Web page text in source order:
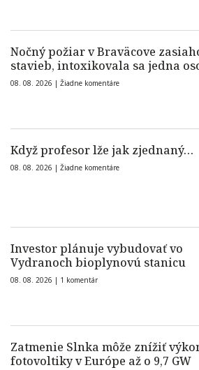
Nočný požiar v Braväcove
stavieb, intoxikovala sa jedna
08. 08. 2026 | Žiadne komentáre
Když profesor lže jak zjednaný…
08. 08. 2026 | Žiadne komentáre
Investor plánuje vybudovať vo
Vydranoch bioplynovú stanicu
08. 08. 2026 | 1 komentár
Zatmenie Slnka môže znížiť
fotovoltiky v Európe až o 9,7 GW